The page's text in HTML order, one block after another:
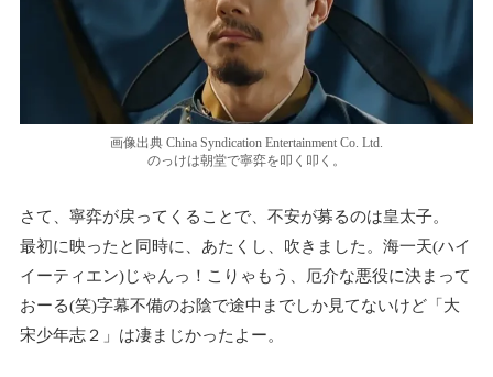
画像出典 China Syndication Entertainment Co. Ltd.
のっけは朝堂で寧弈を叩く叩く。
さて、寧弈が戻ってくることで、不安が募るのは皇太子。
最初に映ったと同時に、あたくし、吹きました。海一天(ハイ
イーティエン)じゃんっ！こりゃもう、厄介な悪役に決まって
おーる(笑)字幕不備のお陰で途中までしか見てないけど「大
宋少年志２」は凄まじかったよー。